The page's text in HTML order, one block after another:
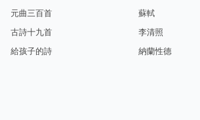
元曲三百首
古詩十九首
給孩子的詩
蘇軾
李清照
納蘭性德